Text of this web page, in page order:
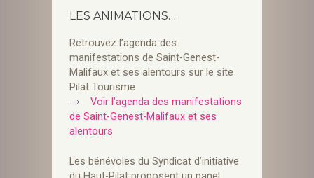
LES ANIMATIONS…
Retrouvez l’agenda des
manifestations de Saint-Genest-
Malifaux et ses alentours sur le site
Pilat Tourisme
Voir l’agenda des manifestations
de Saint-Genest-Malifaux et ses
alentours
Les bénévoles du Syndicat d’initiative